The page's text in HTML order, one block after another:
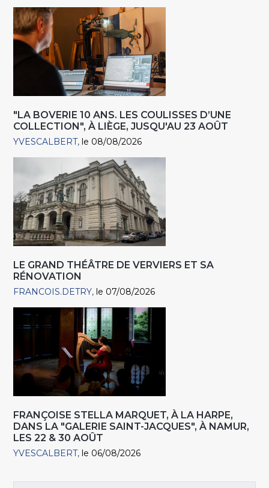
"LA BOVERIE 10 ANS. LES COULISSES D’UNE
COLLECTION", À LIÈGE, JUSQU'AU 23 AOÛT
YVESCALBERT le 08/08/2026
LE GRAND THÉÂTRE DE VERVIERS ET SA
RÉNOVATION
FRANCOIS.DETRY le 07/08/2026
FRANÇOISE STELLA MARQUET, À LA HARPE,
DANS LA "GALERIE SAINT-JACQUES", À NAMUR,
LES 22 & 30 AOÛT
YVESCALBERT le 06/08/2026